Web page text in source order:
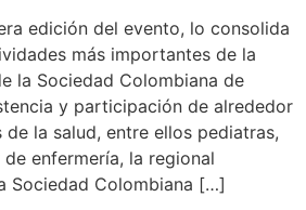
edición del evento, lo consolida
más importantes de la
la Sociedad Colombiana de
y participación de alrededor
la salud, entre ellos pediatras,
enfermería, la regional
Sociedad Colombiana […]